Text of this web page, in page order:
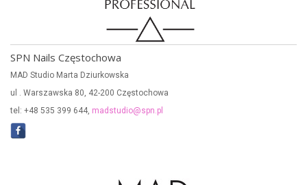
SPN Nails Częstochowa
MAD Studio Marta Dziurkowska
ul . Warszawska 80, 42-200 Częstochowa
tel: +48 535 399 644, madstudio@spn.pl